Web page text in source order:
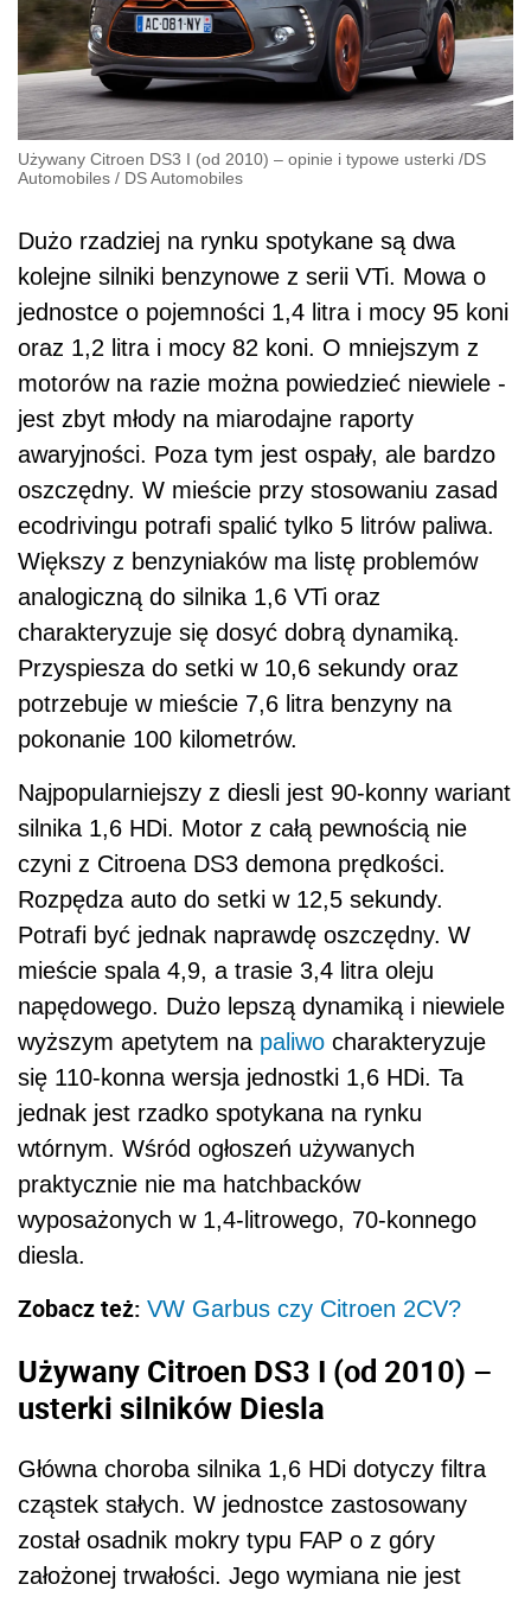
Używany Citroen DS3 I (od 2010) – opinie i typowe usterki /DS
Automobiles / DS Automobiles
Dużo rzadziej na rynku spotykane są dwa
kolejne silniki benzynowe z serii VTi. Mowa o
jednostce o pojemności 1,4 litra i mocy 95 koni
oraz 1,2 litra i mocy 82 koni. O mniejszym z
motorów na razie można powiedzieć niewiele -
jest zbyt młody na miarodajne raporty
awaryjności. Poza tym jest ospały, ale bardzo
oszczędny. W mieście przy stosowaniu zasad
ecodrivingu potrafi spalić tylko 5 litrów paliwa.
Większy z benzyniaków ma listę problemów
analogiczną do silnika 1,6 VTi oraz
charakteryzuje się dosyć dobrą dynamiką.
Przyspiesza do setki w 10,6 sekundy oraz
potrzebuje w mieście 7,6 litra benzyny na
pokonanie 100 kilometrów.
Najpopularniejszy z diesli jest 90-konny wariant
silnika 1,6 HDi. Motor z całą pewnością nie
czyni z Citroena DS3 demona prędkości.
Rozpędza auto do setki w 12,5 sekundy.
Potrafi być jednak naprawdę oszczędny. W
mieście spala 4,9, a trasie 3,4 litra oleju
napędowego. Dużo lepszą dynamiką i niewiele
wyższym apetytem na paliwo charakteryzuje
się 110-konna wersja jednostki 1,6 HDi. Ta
jednak jest rzadko spotykana na rynku
wtórnym. Wśród ogłoszeń używanych
praktycznie nie ma hatchbacków
wyposażonych w 1,4-litrowego, 70-konnego
diesla.
Zobacz też: VW Garbus czy Citroen 2CV?
Używany Citroen DS3 I (od 2010) –
usterki silników Diesla
Główna choroba silnika 1,6 HDi dotyczy filtra
cząstek stałych. W jednostce zastosowany
został osadnik mokry typu FAP o z góry
założonej trwałości. Jego wymiana nie jest